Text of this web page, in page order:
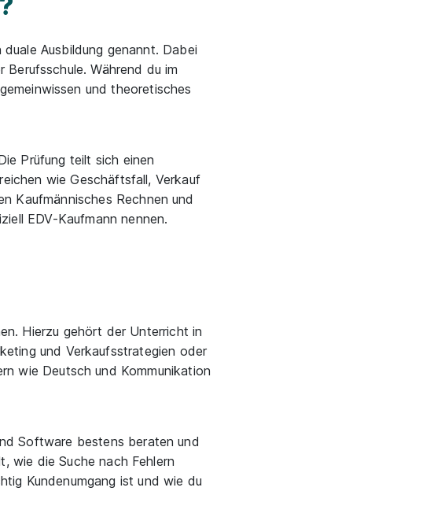
duale Ausbildung genannt. Dabei
Während du im
und theoretisches
Prüfung teilt sich einen
wie Geschäftsfall, Verkauf
Kaufmännisches Rechnen und
EDV-Kaufmann nennen.
Hierzu gehört der Unterricht in
und Verkaufsstrategien oder
wie Deutsch und Kommunikation
Software bestens beraten und
wie die Suche nach Fehlern
Kundenumgang ist und wie du